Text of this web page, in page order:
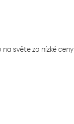
světe za nízké ceny